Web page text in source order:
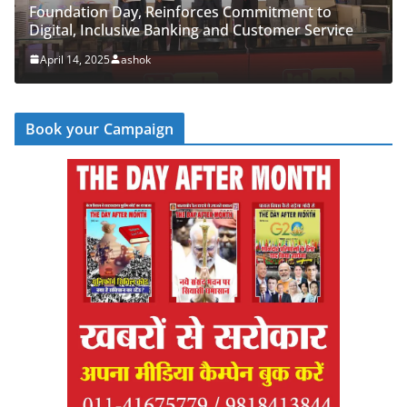
Foundation Day, Reinforces Commitment to
Digital, Inclusive Banking and Customer Service
April 14, 2025 ashok
Book your Campaign